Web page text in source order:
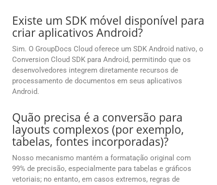
Existe um SDK móvel disponível para
criar aplicativos Android?
Sim. O GroupDocs Cloud oferece um SDK Android nativo, o
Conversion Cloud SDK para Android, permitindo que os
desenvolvedores integrem diretamente recursos de
processamento de documentos em seus aplicativos
Android.
Quão precisa é a conversão para
layouts complexos (por exemplo,
tabelas, fontes incorporadas)?
Nosso mecanismo mantém a formatação original com
99% de precisão, especialmente para tabelas e gráficos
vetoriais; no entanto, em casos extremos, regras de